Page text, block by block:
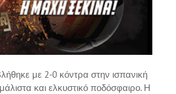
με 2-0 κόντρα στην ισπανική
και ελκυστικό ποδόσφαιρο. Η